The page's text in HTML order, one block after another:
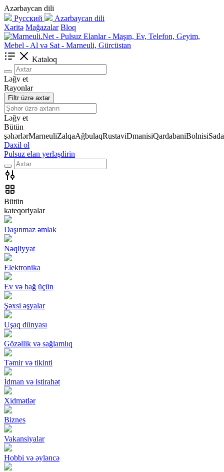
Azərbaycan dili
Русский
Azərbaycan dili
Xəritə Mağazalar Bloq
Kataloq
Ləğv et
Rayonlar
Filtr üzrə axtar
Ləğv et
Bütün
şəhərlərMarneuliZalqaAğbulaqRustaviDmanisiQardabaniBolnisi
Daxil ol
Pulsuz elan yerləşdirin
Bütün
kateqoriyalar
Daşınmaz əmlak
Nəqliyyat
Elektronika
Ev və bağ üçün
Şəxsi əşyalar
Uşaq dünyası
Gözəllik və sağlamlıq
Təmir və tikinti
İdman və istirahət
Xidmətlər
Biznes
Vakansiyalar
Hobbi və əyləncə